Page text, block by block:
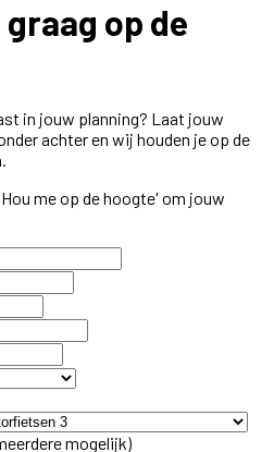
op de
in jouw planning? Laat jouw
achter en wij houden je op de
me op de hoogte' om jouw
mogelijk)